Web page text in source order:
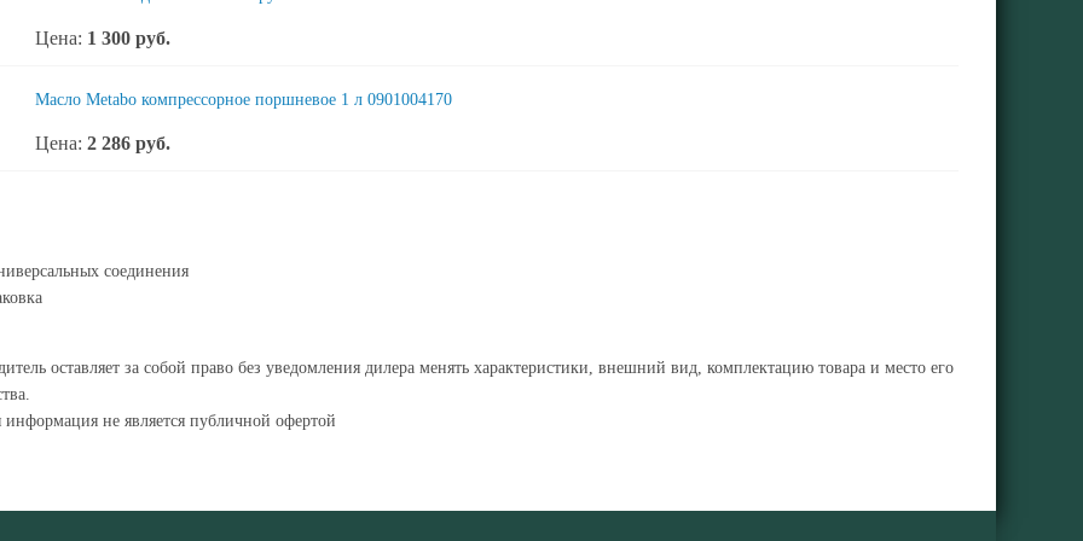
Цена: 1 300 руб.
Масло Metabo компрессорное поршневое 1 л 0901004170
Цена: 2 286 руб.
соединения
оставляет за собой право без уведомления дилера менять характеристики, внешний вид, комплектацию товара и место его
информация не является публичной офертой